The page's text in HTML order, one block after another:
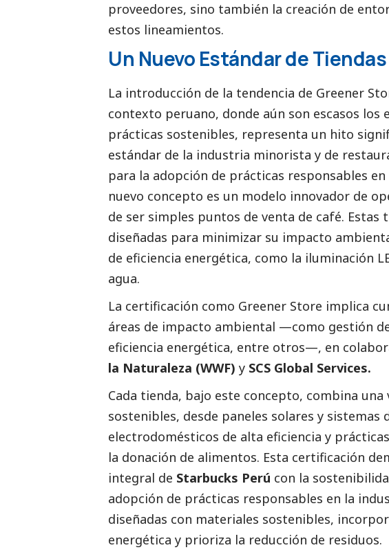
proveedores, sino también la creación de
estos lineamientos.
Un Nuevo Estándar de
La introducción de la tendencia de Greener
contexto peruano, donde aún son escasos
prácticas sostenibles, representa un hito
estándar de la industria minorista y de
para la adopción de prácticas responsables en
nuevo concepto es un modelo innovador de
de ser simples puntos de venta de café.
diseñadas para minimizar su impacto
de eficiencia energética, como la iluminación
agua.
La certificación como Greener Store implica
áreas de impacto ambiental —como gestión
eficiencia energética, entre otros—, en
la Naturaleza (WWF) y SCS Global Services.
Cada tienda, bajo este concepto, combina
sostenibles, desde paneles solares y sistemas
electrodomésticos de alta eficiencia y
la donación de alimentos. Esta certificación
integral de Starbucks Perú con la
adopción de prácticas responsables en la
diseñadas con materiales sostenibles,
energética y prioriza la reducción de residuos.